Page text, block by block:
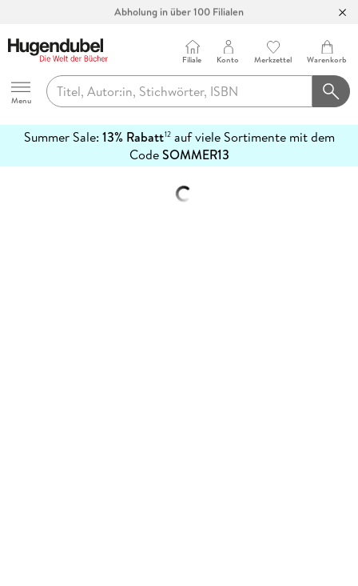
Abholung in über 100 Filialen
Hugendubel
Menu
Filiale Konto Merkzettel Warenkorb
Summer Sale: 13% Rabatt12auf viele Sortimente mit dem
CodeSOMMER13
erfahren